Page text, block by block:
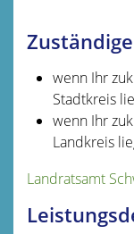
wenn Ihr
Stadtkreis
wenn Ihr
Landkreis
Landratsamt